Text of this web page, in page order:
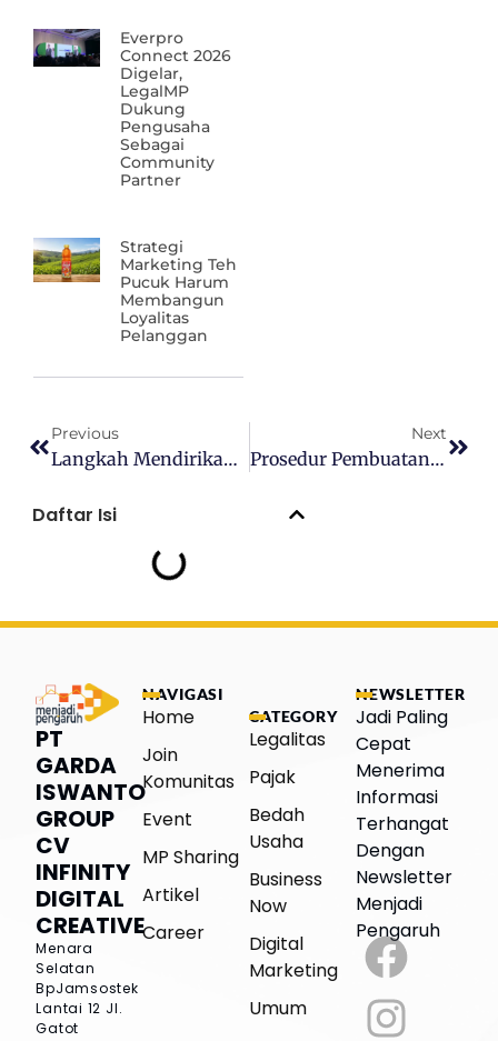
Everpro
Connect 2026
Digelar,
LegalMP
Dukung
Pengusaha
Sebagai
Community
Partner
Strategi
Marketing Teh
Pucuk Harum
Membangun
Loyalitas
Pelanggan
Previous
Langkah Mendirikan Yayasan Amal Yang Legal Dan Menginspirasi
Next
Prosedur Pembuatan SNI Beserta Manfaatnya Untuk Bisnis
Daftar Isi
PT
GARDA
ISWANTO
GROUP
CV
INFINITY
DIGITAL
CREATIVE
Menara
Selatan
BpJamsostek
Lantai 12 Jl.
Gatot
NAVIGASI
Home
Join
Komunitas
Event
MP Sharing
Artikel
Career
CATEGORY
Legalitas
Pajak
Bedah
Usaha
Business
Now
Digital
Marketing
Umum
NEWSLETTER
Jadi Paling
Cepat
Menerima
Informasi
Terhangat
Dengan
Newsletter
Menjadi
Pengaruh